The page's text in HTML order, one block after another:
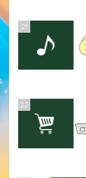
21
22